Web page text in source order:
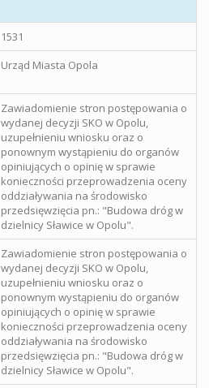
1531
Urząd Miasta Opola
Zawiadomienie stron postępowania o
wydanej decyzji SKO w Opolu,
uzupełnieniu wniosku oraz o
ponownym wystąpieniu do organów
opiniujących o opinię w sprawie
konieczności przeprowadzenia oceny
oddziaływania na środowisko
przedsięwzięcia pn.: "Budowa dróg w
dzielnicy Sławice w Opolu".
Zawiadomienie stron postępowania o
wydanej decyzji SKO w Opolu,
uzupełnieniu wniosku oraz o
ponownym wystąpieniu do organów
opiniujących o opinię w sprawie
konieczności przeprowadzenia oceny
oddziaływania na środowisko
przedsięwzięcia pn.: "Budowa dróg w
dzielnicy Sławice w Opolu".